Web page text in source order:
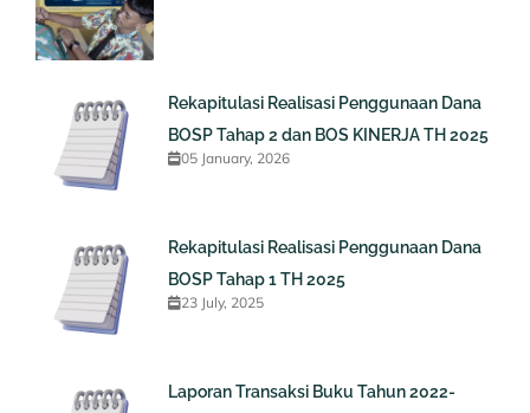
Rekapitulasi Realisasi Penggunaan Dana
BOSP Tahap 2 dan BOS KINERJA TH 2025
05 January, 2026
Rekapitulasi Realisasi Penggunaan Dana
BOSP Tahap 1 TH 2025
23 July, 2025
Laporan Transaksi Buku Tahun 2022-